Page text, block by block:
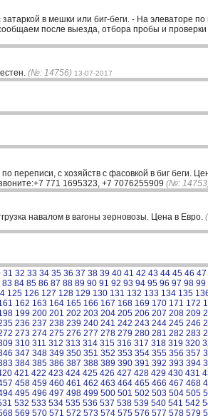
в мешки или биг-беги. - На элеваторе по
после выезда, отбора пробы и проверки
(№: 14756) 13-07-2017
с хозяйств с фасовкой в биг беги.
771 1695323, +7 7076255909 (№:
навалом в вагоны зерновозы. Цена в Евро.
31 32 33 34 35 36 37 38 39 40 41 42 43 44 45 46 47
83 84 85 86 87 88 89 90 91 92 93 94 95 96 97 98 99
125 126 127 128 129 130 131 132 133 134 135
162 163 164 165 166 167 168 169 170 171 172
199 200 201 202 203 204 205 206 207 208 209
236 237 238 239 240 241 242 243 244 245 246
273 274 275 276 277 278 279 280 281 282 283
310 311 312 313 314 315 316 317 318 319 320
347 348 349 350 351 352 353 354 355 356 357
384 385 386 387 388 389 390 391 392 393 394
421 422 423 424 425 426 427 428 429 430 431
458 459 460 461 462 463 464 465 466 467 468
495 496 497 498 499 500 501 502 503 504 505
532 533 534 535 536 537 538 539 540 541 542
569 570 571 572 573 574 575 576 577 578 579